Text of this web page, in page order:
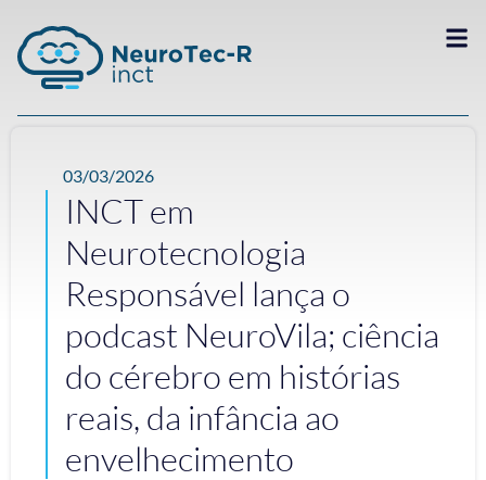
03/03/2026
INCT em
Neurotecnologia
Responsável lança o
podcast NeuroVila; ciência
do cérebro em histórias
reais, da infância ao
envelhecimento